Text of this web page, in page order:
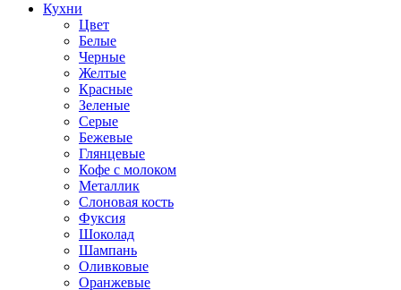
Кухни
Цвет
Белые
Черные
Желтые
Красные
Зеленые
Серые
Бежевые
Глянцевые
Кофе с молоком
Металлик
Слоновая кость
Фуксия
Шоколад
Шампань
Оливковые
Оранжевые